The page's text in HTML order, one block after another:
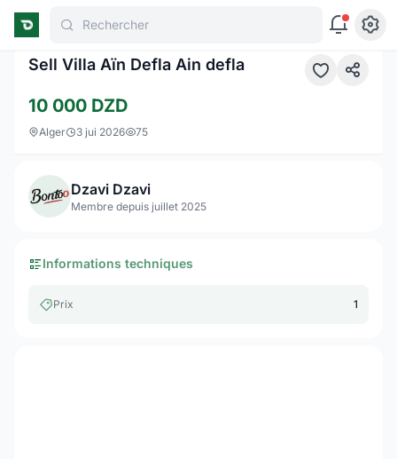
Rechercher 1 / 10
Sell Villa Aïn Defla Ain defla
10 000 DZD
Alger 3 jui 2026 75
Dzavi Dzavi
Membre depuis juillet 2025
Informations techniques
Prix 1